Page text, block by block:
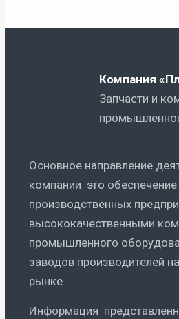
Компания
Запчасти и
Основное направление
компании это обеспечение
производственных
высококачественными
промышленного
заводов производителей
рынке.
Информация